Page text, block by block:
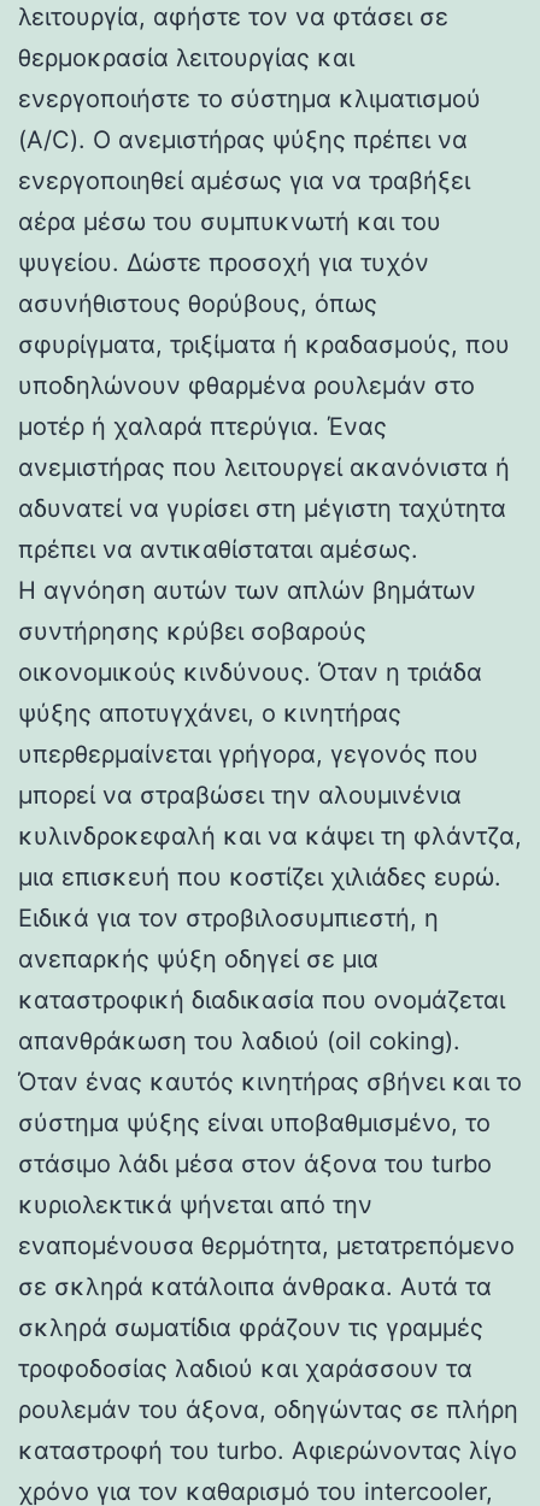
λειτουργία, αφήστε τον να φτάσει σε
θερμοκρασία λειτουργίας και
ενεργοποιήστε το σύστημα κλιματισμού
(A/C). Ο ανεμιστήρας ψύξης πρέπει να
ενεργοποιηθεί αμέσως για να τραβήξει
αέρα μέσω του συμπυκνωτή και του
ψυγείου. Δώστε προσοχή για τυχόν
ασυνήθιστους θορύβους, όπως
σφυρίγματα, τριξίματα ή κραδασμούς, που
υποδηλώνουν φθαρμένα ρουλεμάν στο
μοτέρ ή χαλαρά πτερύγια. Ένας
ανεμιστήρας που λειτουργεί ακανόνιστα ή
αδυνατεί να γυρίσει στη μέγιστη ταχύτητα
πρέπει να αντικαθίσταται αμέσως.
Η αγνόηση αυτών των απλών βημάτων
συντήρησης κρύβει σοβαρούς
οικονομικούς κινδύνους. Όταν η τριάδα
ψύξης αποτυγχάνει, ο κινητήρας
υπερθερμαίνεται γρήγορα, γεγονός που
μπορεί να στραβώσει την αλουμινένια
κυλινδροκεφαλή και να κάψει τη φλάντζα,
μια επισκευή που κοστίζει χιλιάδες ευρώ.
Ειδικά για τον στροβιλοσυμπιεστή, η
ανεπαρκής ψύξη οδηγεί σε μια
καταστροφική διαδικασία που ονομάζεται
απανθράκωση του λαδιού (oil coking).
Όταν ένας καυτός κινητήρας σβήνει και το
σύστημα ψύξης είναι υποβαθμισμένο, το
στάσιμο λάδι μέσα στον άξονα του turbo
κυριολεκτικά ψήνεται από την
εναπομένουσα θερμότητα, μετατρεπόμενο
σε σκληρά κατάλοιπα άνθρακα. Αυτά τα
σκληρά σωματίδια φράζουν τις γραμμές
τροφοδοσίας λαδιού και χαράσσουν τα
ρουλεμάν του άξονα, οδηγώντας σε πλήρη
καταστροφή του turbo. Αφιερώνοντας λίγο
χρόνο για τον καθαρισμό του intercooler,